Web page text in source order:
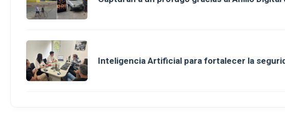
Inteligencia Artificial para fortalecer la